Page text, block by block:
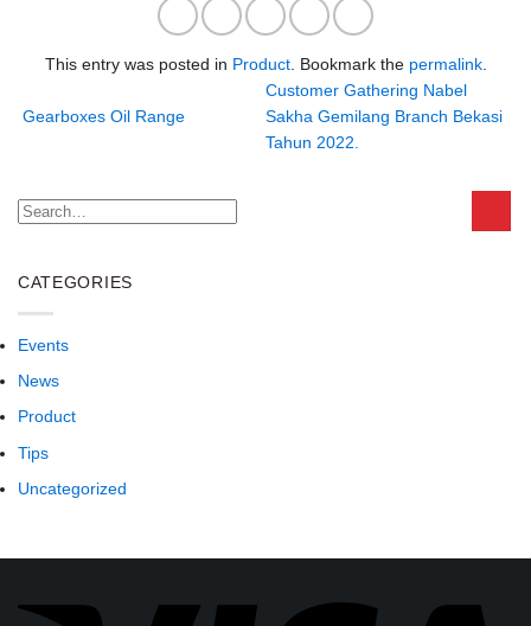
This entry was posted in Product. Bookmark the permalink.
Gearboxes Oil Range
Customer Gathering Nabel
Sakha Gemilang Branch Bekasi
Tahun 2022.
CATEGORIES
Events
News
Product
Tips
Uncategorized